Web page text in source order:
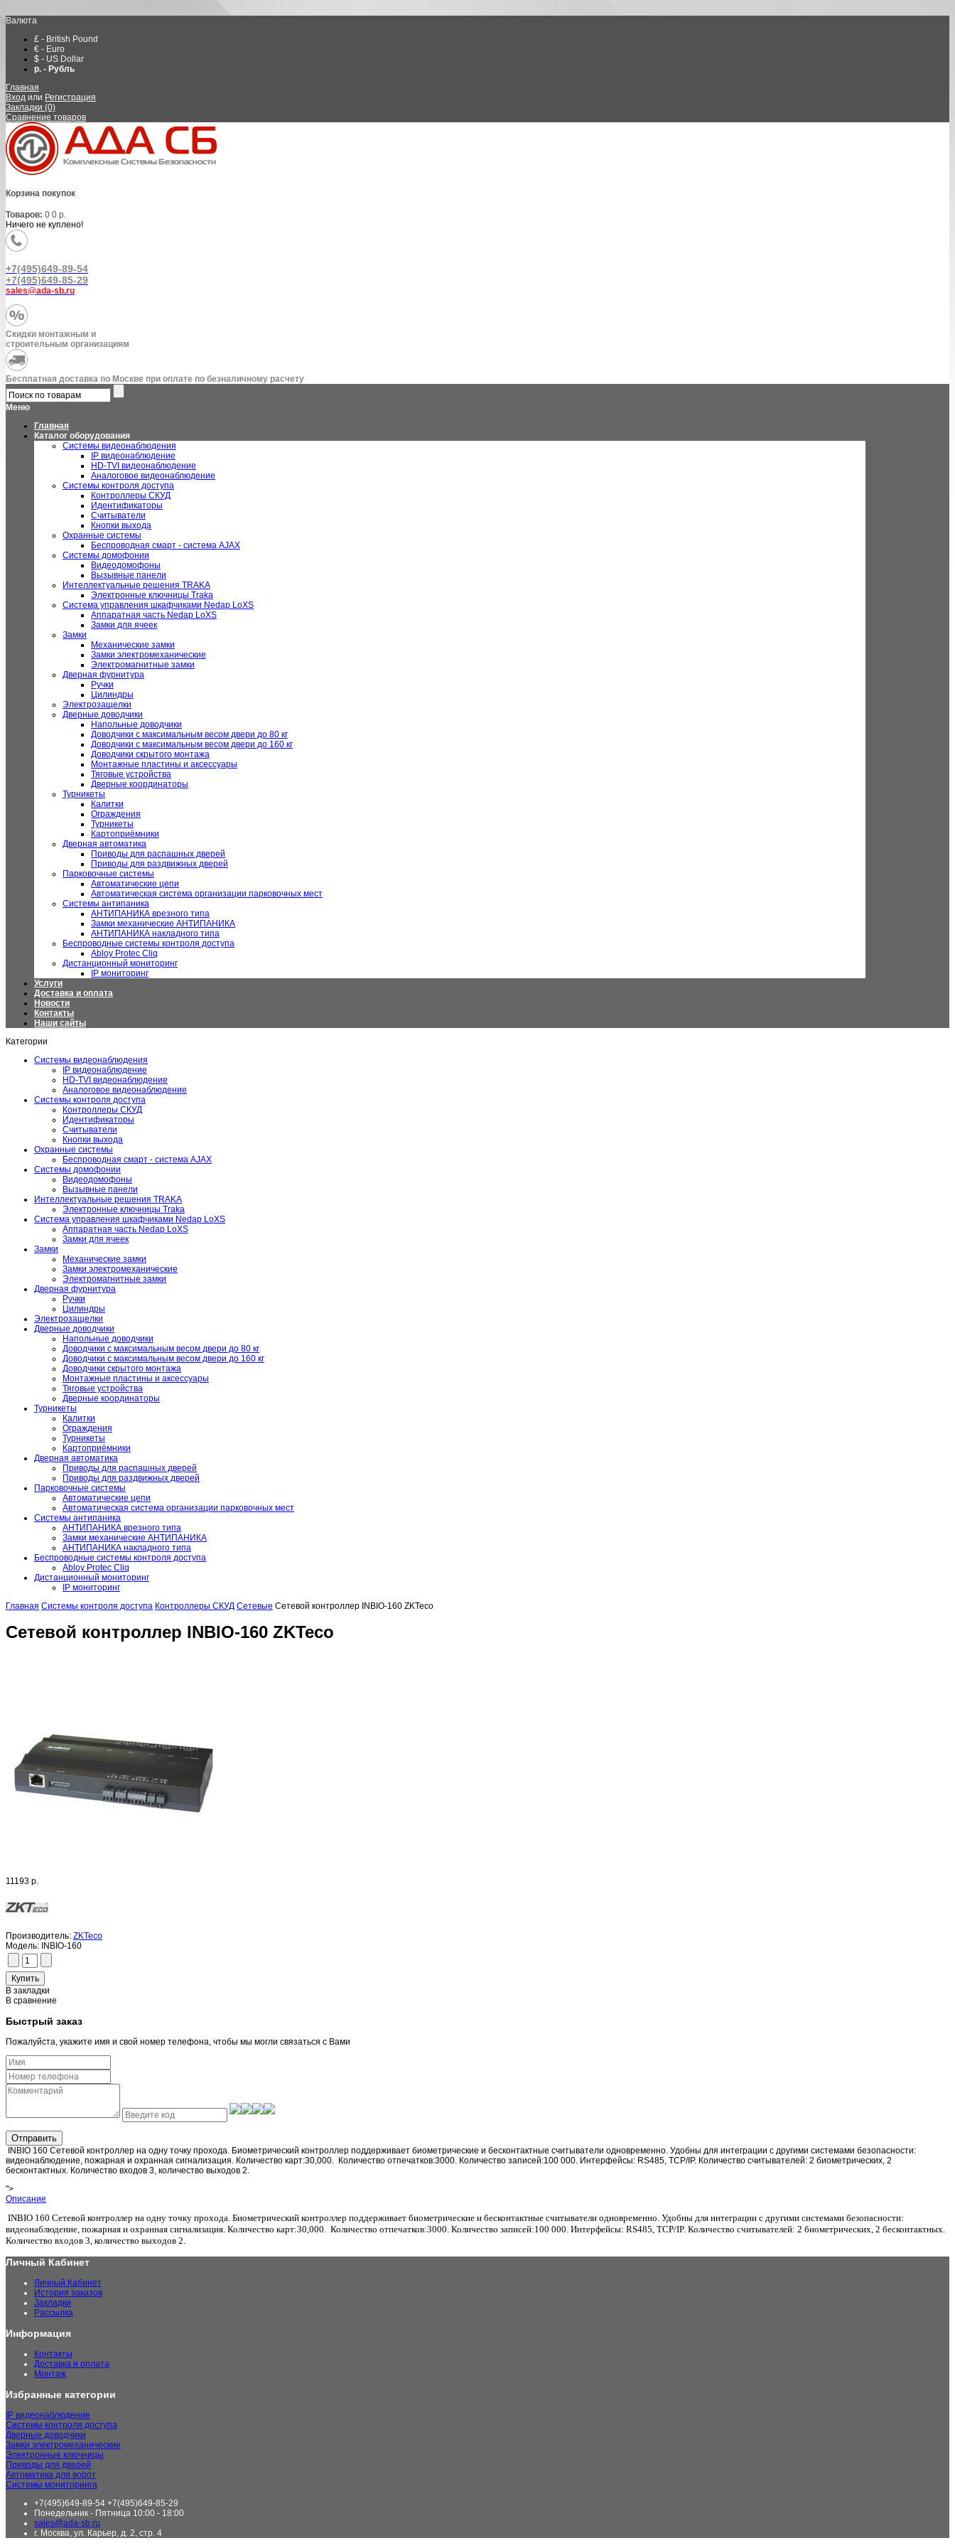
Валюта
£ - British Pound
€ - Euro
$ - US Dollar
р. - Рубль
Главная
Вход или Регистрация
Закладки (0)
Сравнение товаров
Корзина покупок
Товаров: 0 0 р.
Ничего не куплено!
+7(495)649-89-54
+7(495)649-85-29
sales@ada-sb.ru
Скидки монтажным и
строительным организациям
Бесплатная доставка по Москве при оплате по безналичному расчету
Меню
Главная
Каталог оборудования
Системы видеонаблюдения
IP видеонаблюдение
HD-TVI видеонаблюдение
Аналоговое видеонаблюдение
Системы контроля доступа
Контроллеры СКУД
Идентификаторы
Считыватели
Кнопки выхода
Охранные системы
Беспроводная смарт - система AJAX
Системы домофонии
Видеодомофоны
Вызывные панели
Интеллектуальные решения TRAKA
Электронные ключницы Traka
Система управления шкафчиками Nedap LoXS
Аппаратная часть Nedap LoXS
Замки для ячеек
Замки
Механические замки
Замки электромеханические
Электромагнитные замки
Дверная фурнитура
Ручки
Цилиндры
Электрозащелки
Дверные доводчики
Напольные доводчики
Доводчики с максимальным весом двери до 80 кг
Доводчики с максимальным весом двери до 160 кг
Доводчики скрытого монтажа
Монтажные пластины и аксессуары
Тяговые устройства
Дверные координаторы
Турникеты
Калитки
Ограждения
Турникеты
Картоприёмники
Дверная автоматика
Приводы для распашных дверей
Приводы для раздвижных дверей
Парковочные системы
Автоматические цепи
Автоматическая система организации парковочных мест
Системы антипаника
АНТИПАНИКА врезного типа
Замки механические АНТИПАНИКА
АНТИПАНИКА накладного типа
Беспроводные системы контроля доступа
Abloy Protec Cliq
Дистанционный мониторинг
IP мониторинг
Услуги
Доставка и оплата
Новости
Контакты
Наши сайты
Категории
Системы видеонаблюдения
IP видеонаблюдение
HD-TVI видеонаблюдение
Аналоговое видеонаблюдение
Системы контроля доступа
Контроллеры СКУД
Идентификаторы
Считыватели
Кнопки выхода
Охранные системы
Беспроводная смарт - система AJAX
Системы домофонии
Видеодомофоны
Вызывные панели
Интеллектуальные решения TRAKA
Электронные ключницы Traka
Система управления шкафчиками Nedap LoXS
Аппаратная часть Nedap LoXS
Замки для ячеек
Замки
Механические замки
Замки электромеханические
Электромагнитные замки
Дверная фурнитура
Ручки
Цилиндры
Электрозащелки
Дверные доводчики
Напольные доводчики
Доводчики с максимальным весом двери до 80 кг
Доводчики с максимальным весом двери до 160 кг
Доводчики скрытого монтажа
Монтажные пластины и аксессуары
Тяговые устройства
Дверные координаторы
Турникеты
Калитки
Ограждения
Турникеты
Картоприёмники
Дверная автоматика
Приводы для распашных дверей
Приводы для раздвижных дверей
Парковочные системы
Автоматические цепи
Автоматическая система организации парковочных мест
Системы антипаника
АНТИПАНИКА врезного типа
Замки механические АНТИПАНИКА
АНТИПАНИКА накладного типа
Беспроводные системы контроля доступа
Abloy Protec Cliq
Дистанционный мониторинг
IP мониторинг
Главная Системы контроля доступа Контроллеры СКУД Сетевые Сетевой контроллер INBIO-160 ZKTeco
Сетевой контроллер INBIO-160 ZKTeco
11193 р.
Производитель: ZKTeco
Модель: INBIO-160
В закладки
В сравнение
Быстрый заказ
Пожалуйста, укажите имя и свой номер телефона, чтобы мы могли связаться с Вами
Отправить
INBIO 160 Сетевой контроллер на одну точку прохода. Биометрический контроллер поддерживает биометрические и бесконтактные считыватели одновременно. Удобны для интеграции с другими системами безопасности:
видеонаблюдение, пожарная и охранная сигнализация. Количество карт:30,000. Количество отпечатков:3000. Количество записей:100 000. Интерфейсы: RS485, TCP/IP. Количество считывателей: 2 биометрических, 2
бесконтактных. Количество входов 3, количество выходов 2.
">
Описание
INBIO 160 Сетевой контроллер на одну точку прохода. Биометрический контроллер поддерживает биометрические и бесконтактные считыватели одновременно. Удобны для интеграции с другими системами безопасности:
видеонаблюдение, пожарная и охранная сигнализация. Количество карт:30,000. Количество отпечатков:3000. Количество записей:100 000. Интерфейсы: RS485, TCP/IP. Количество считывателей: 2 биометрических, 2 бесконтактных.
Количество входов 3, количество выходов 2.
Личный Кабинет
Личный Кабинет
История заказов
Закладки
Рассылка
Информация
Контакты
Доставка и оплата
Монтаж
Избранные категории
IP видеонаблюдение
Системы контроля доступа
Дверные доводчики
Замки электромеханические
Электронные ключницы
Приводы для дверей
Автоматика для ворот
Системы мониторинга
+7(495)649-89-54 +7(495)649-85-29
Понедельник - Пятница 10:00 - 18:00
sales@ada-sb.ru
г. Москва, ул. Карьер, д. 2, стр. 4